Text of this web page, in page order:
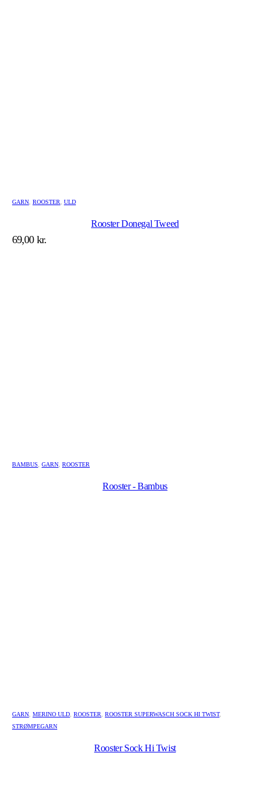
GARN ROOSTER ULD
Rooster Donegal Tweed
69,00 kr.
BAMBUS GARN ROOSTER
Rooster - Bambus
GARN MERINO ULD ROOSTER ROOSTER SUPERWASCH SOCK HI TWIST,
STRØMPEGARN
Rooster Sock Hi Twist